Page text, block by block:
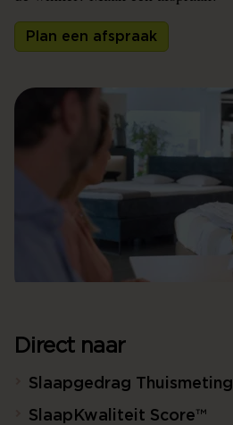
Plan een afspraak
Direct naar
Slaapgedrag Thuismeting
SlaapKwaliteit Score™